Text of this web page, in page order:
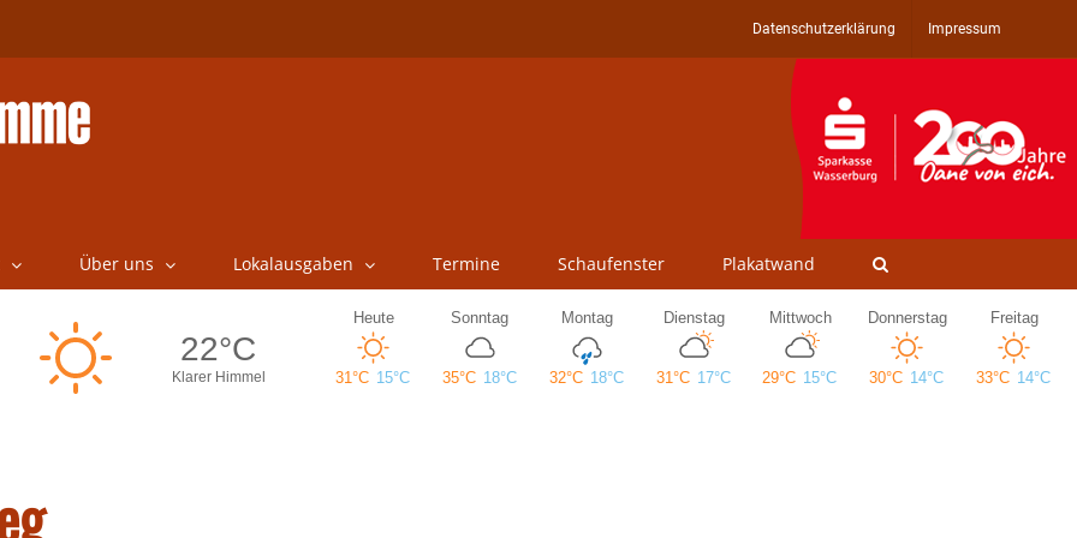
Datenschutzerklärung Impressum
Über uns Lokalausgaben Termine Schaufenster Plakatwand